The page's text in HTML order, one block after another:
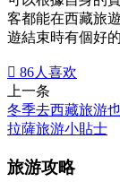
客都能在西藏旅
遊結束時有個好
 86人喜欢
上一条
冬季去西藏旅游
拉薩旅游小貼士
旅游攻略